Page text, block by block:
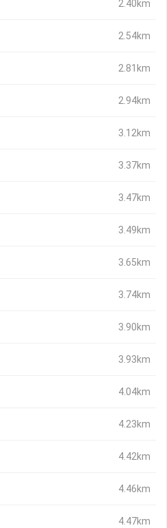
2.40km
2.54km
2.81km
2.94km
3.12km
3.37km
3.47km
3.49km
3.65km
3.74km
3.90km
3.93km
4.04km
4.23km
4.42km
4.46km
4.47km